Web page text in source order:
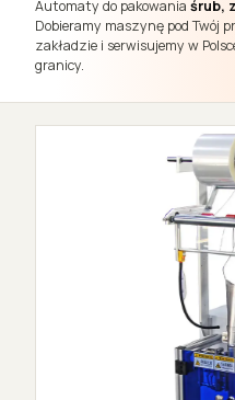
Automaty do pakowania śrub,
Dobieramy maszynę pod Twój
zakładzie i serwisujemy w
granicy.